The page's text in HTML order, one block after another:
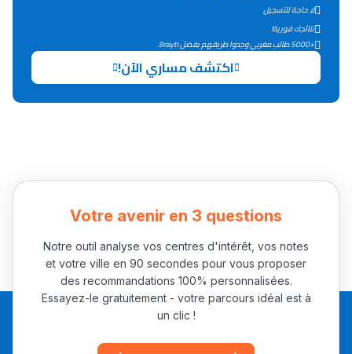
دليل التوجيه
التوجيه بالثانوي و الإعدادي
باش تقدر تساعد الناس
يلقاو التوازن من الدّاخل
أمسكين بنات مسارها
لا حاجة للتسجيل
نتائجك فورية!
+5000 طالب مغربي وجدوا طريقهم بفضل 9rayti.
اكتشف مساري الآن!
Votre avenir en 3 questions
Notre outil analyse vos centres d'intérêt, vos notes
et votre ville en 90 secondes pour vous proposer
des recommandations 100% personnalisées.
Essayez-le gratuitement - votre parcours idéal est à
un clic !